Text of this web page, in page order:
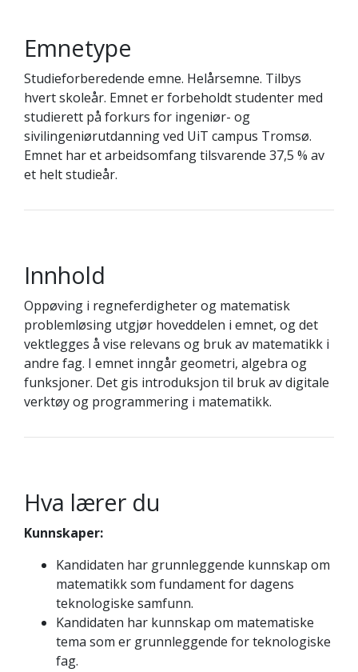
Emnetype
Studieforberedende emne. Helårsemne. Tilbys
hvert skoleår. Emnet er forbeholdt studenter med
studierett på forkurs for ingeniør- og
sivilingeniørutdanning ved UiT campus Tromsø.
Emnet har et arbeidsomfang tilsvarende 37,5 % av
et helt studieår.
Innhold
Oppøving i regneferdigheter og matematisk
problemløsing utgjør hoveddelen i emnet, og det
vektlegges å vise relevans og bruk av matematikk i
andre fag. I emnet inngår geometri, algebra og
funksjoner. Det gis introduksjon til bruk av digitale
verktøy og programmering i matematikk.
Hva lærer du
Kunnskaper:
Kandidaten har grunnleggende kunnskap om
matematikk som fundament for dagens
teknologiske samfunn.
Kandidaten har kunnskap om matematiske
tema som er grunnleggende for teknologiske
fag.